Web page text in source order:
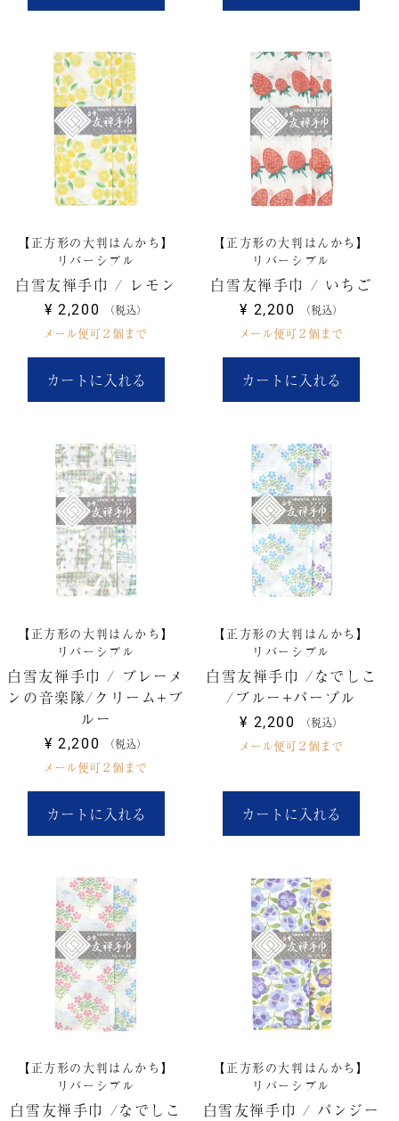
【正方形の大判はんかち】
リバーシブル
白雪友禅手巾 / レモン
¥ 2,200 税込
メール便可２個まで
カートに入れる
【正方形の大判はんかち】
リバーシブル
白雪友禅手巾 / いちご
¥ 2,200 税込
メール便可２個まで
カートに入れる
【正方形の大判はんかち】
リバーシブル
白雪友禅手巾 / ブレーメ
ンの音楽隊/クリーム+ブ
ルー
¥ 2,200 税込
メール便可２個まで
カートに入れる
【正方形の大判はんかち】
リバーシブル
白雪友禅手巾 /なでしこ
/ブルー+パープル
¥ 2,200 税込
メール便可２個まで
カートに入れる
【正方形の大判はんかち】
リバーシブル
白雪友禅手巾 /なでしこ
【正方形の大判はんかち】
リバーシブル
白雪友禅手巾 / パンジー